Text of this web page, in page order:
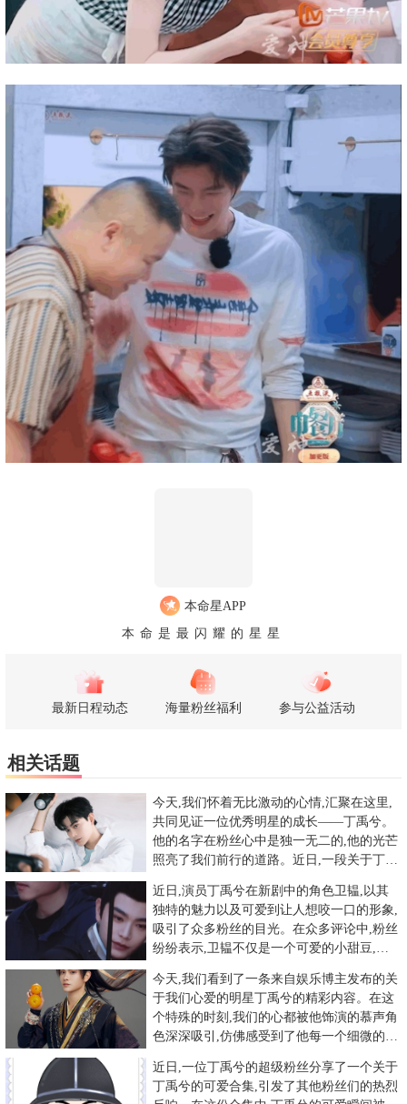
本命星APP
本命是最闪耀的星星
最新日程动态 海量粉丝福利 参与公益活动
相关话题
今天,我们怀着无比激动的心情,汇聚在这里,
共同见证一位优秀明星的成长——丁禹兮。
他的名字在粉丝心中是独一无二的,他的光芒
照亮了我们前行的道路。近日,一段关于丁禹
近日,演员丁禹兮在新剧中的角色卫韫,以其
独特的魅力以及可爱到让人想咬一口的形象,
吸引了众多粉丝的目光。在众多评论中,粉丝
纷纷表示,卫韫不仅是一个可爱的小甜豆,更
今天,我们看到了一条来自娱乐博主发布的关
于我们心爱的明星丁禹兮的精彩内容。在这
个特殊的时刻,我们的心都被他饰演的慕声角
色深深吸引,仿佛感受到了他每一个细微的表
近日,一位丁禹兮的超级粉丝分享了一个关于
丁禹兮的可爱合集,引发了其他粉丝们的热烈